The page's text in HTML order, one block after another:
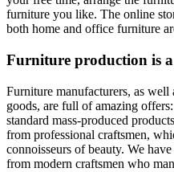
furniture you like. The online
both home and office furniture
Furniture production is
Furniture manufacturers, as well
goods, are full of amazing
standard mass-produced
from professional craftsmen,
connoisseurs of beauty. We
from modern craftsmen who